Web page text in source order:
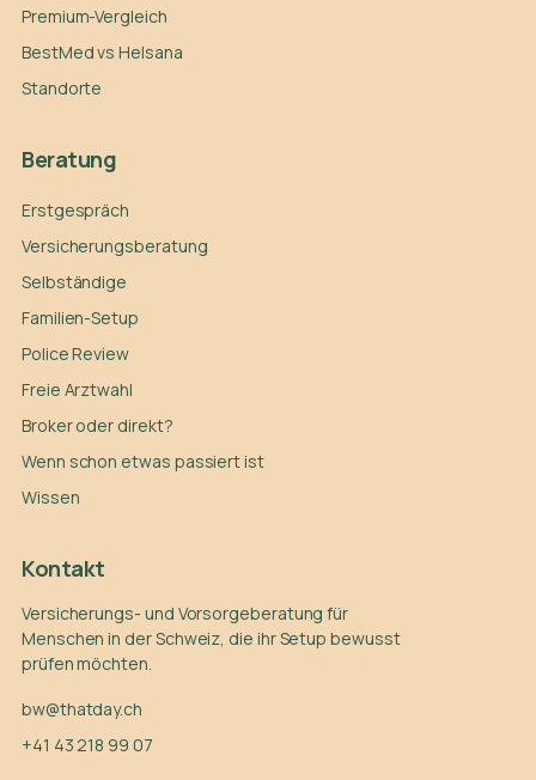
Premium-Vergleich
BestMed vs Helsana
Standorte
Beratung
Erstgespräch
Versicherungsberatung
Selbständige
Familien-Setup
Police Review
Freie Arztwahl
Broker oder direkt?
Wenn schon etwas passiert ist
Wissen
Kontakt
Versicherungs- und Vorsorgeberatung für
Menschen in der Schweiz, die ihr Setup bewusst
prüfen möchten.
bw@thatday.ch
+41 43 218 99 07